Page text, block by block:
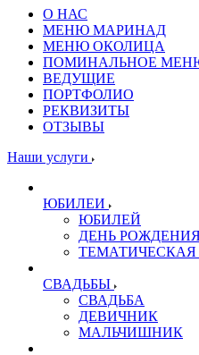
О НАС
МЕНЮ МАРИНАД
МЕНЮ ОКОЛИЦА
ПОМИНАЛЬНОЕ
ВЕДУЩИЕ
ПОРТФОЛИО
РЕКВИЗИТЫ
ОТЗЫВЫ
Наши услуги
ЮБИЛЕИ
ЮБИЛЕЙ
ДЕНЬ
ТЕМАТИЧЕСКАЯ
СВАДЬБЫ
СВАДЬБА
ДЕВИЧНИК
МАЛЬЧИШНИК